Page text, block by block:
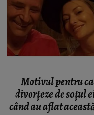
Motivul pentru
divorțeze de soțul
când au aflat